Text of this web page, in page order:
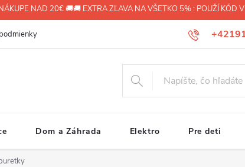
NAD 20€ 🚚🚚 EXTRA ZĽAVA NA VŠETKO 5% : POUŽÍ KÓD
Dom a Záhrada Elektro Pre deti